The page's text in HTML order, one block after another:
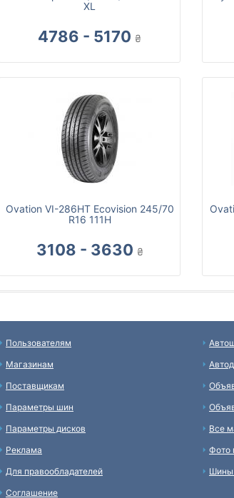
XL
4786 - 5170 ₴
Ovation VI-286HT Ecovision 245/70
R16 111H
3108 - 3630 ₴
Пользователям
Магазинам
Поставщикам
Параметры шин
Параметры дисков
Реклама
Для правообладателей
Соглашение
Все
Фото
Шины